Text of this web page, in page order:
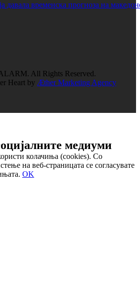
давала временска прогноза на
All Rights Reserved.
by Æther Marketing Agency
медиуми
колачиња (cookies). Со
на веб-страницата се согласувате
OK